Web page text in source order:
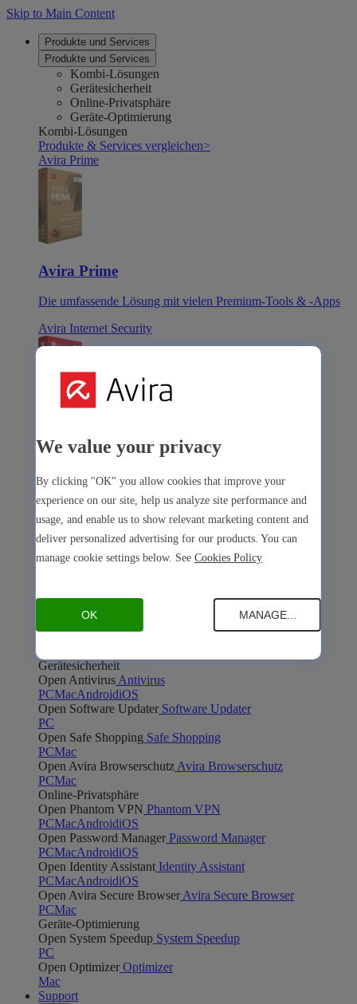
Skip to Main Content
Produkte und Services
Produkte und Services
Kombi-Lösungen
Gerätesicherheit
Online-Privatsphäre
Geräte-Optimierung
Kombi-Lösungen
Produkte & Services vergleichen>
Avira Prime
Avira Prime
Die umfassende Lösung mit vielen Premium-Tools & -Apps
Avira Internet Security
Avira Internet Security
Avira Free Security
Avira Free Security
Gerätesicherheit
Open Antivirus Antivirus
PCMacAndroidiOS
Open Software Updater Software Updater
PC
Open Safe Shopping Safe Shopping
PCMac
Open Avira Browserschutz Avira Browserschutz
PCMac
Online-Privatsphäre
Open Phantom VPN Phantom VPN
PCMacAndroidiOS
Open Password Manager Password Manager
PCMacAndroidiOS
Open Identity Assistant Identity Assistant
PCMacAndroidiOS
Open Avira Secure Browser Avira Secure Browser
PCMac
Geräte-Optimierung
Open System Speedup System Speedup
PC
Open Optimizer Optimizer
Mac
Support
We value your privacy
By clicking "OK" you allow cookies that improve your
experience on our site, help us analyze site performance and
usage, and enable us to show relevant marketing content and
deliver personalized advertising for our products. You can
manage cookie settings below. See Cookies Policy
OK MANAGE...